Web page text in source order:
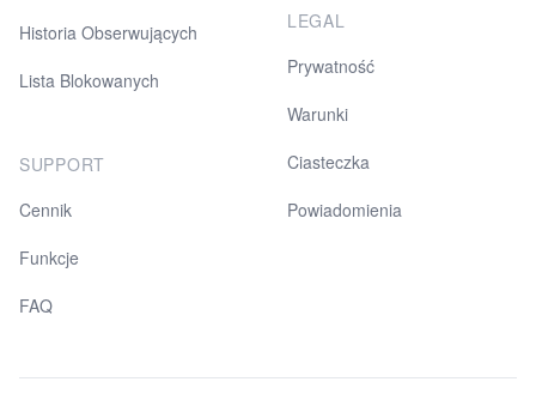
Historia Obserwujących
Lista Blokowanych
SUPPORT
Cennik
Funkcje
FAQ
LEGAL
Prywatność
Warunki
Ciasteczka
Powiadomienia